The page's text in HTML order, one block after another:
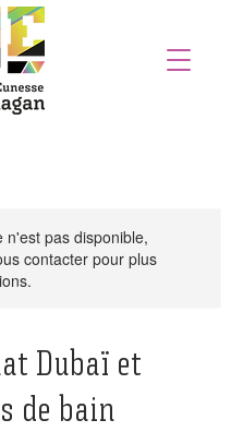
n'est pas disponible,
contacter pour plus
Dubaï et
de bain